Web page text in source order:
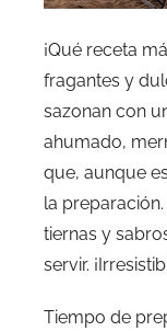
¡Qué receta
fragantes y
sazonan con
ahumado,
que, aunque
la
tiernas y
servir.
Tiempo de